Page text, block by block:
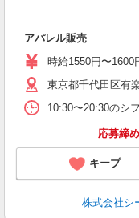
アパレル販売
時給1550円〜
東京都千代田区有
10:30〜20:30のシ
応募締
キープ
株式会社シ